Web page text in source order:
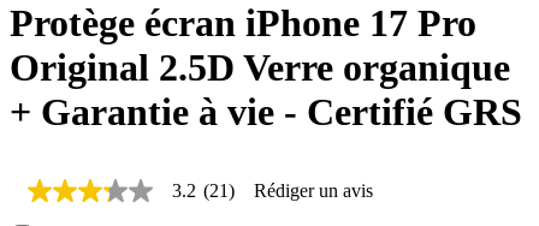
Protège écran iPhone 17 Pro
Original 2.5D Verre organique
+ Garantie à vie - Certifié GRS
3.2
3.2 (21) Rédiger un avis